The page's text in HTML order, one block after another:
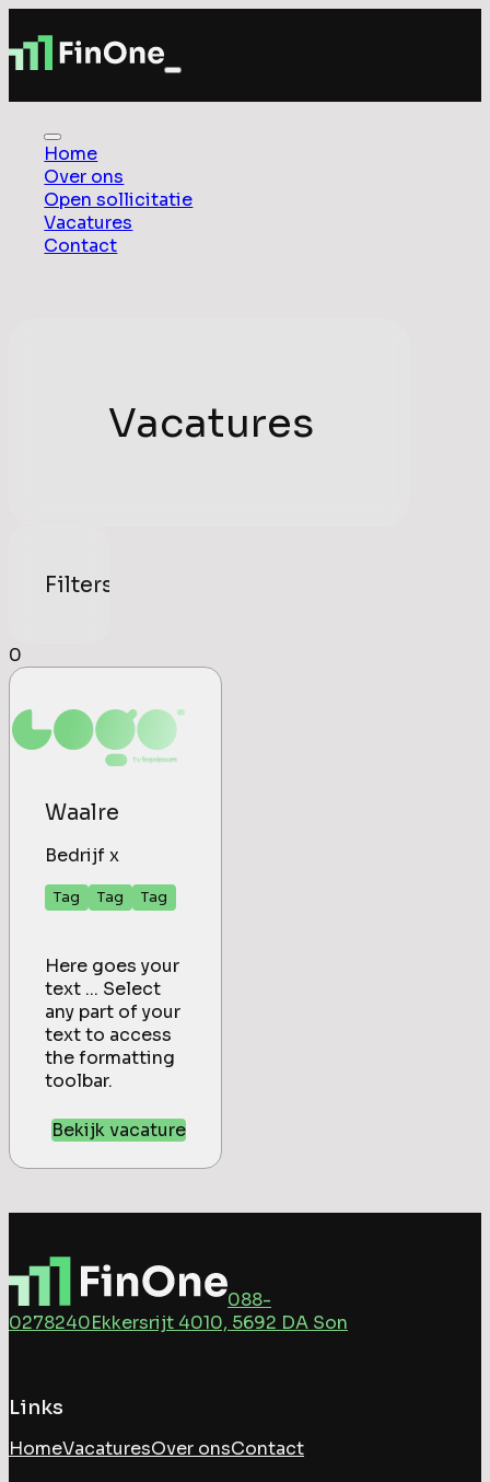
Home
Over ons
Open sollicitatie
Vacatures
Contact
Vacatures
Filters
0
Waalre
Bedrijf x
Tag Tag Tag
Here goes your
text ... Select
any part of your
text to access
the formatting
toolbar.
Bekijk vacature
088-
0278240Ekkersrijt 4010, 5692 DA Son
Links
HomeVacaturesOver onsContact